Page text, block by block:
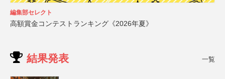
編集部セレクト
高額賞金コンテストランキング《2026年夏》
結果発表 一覧